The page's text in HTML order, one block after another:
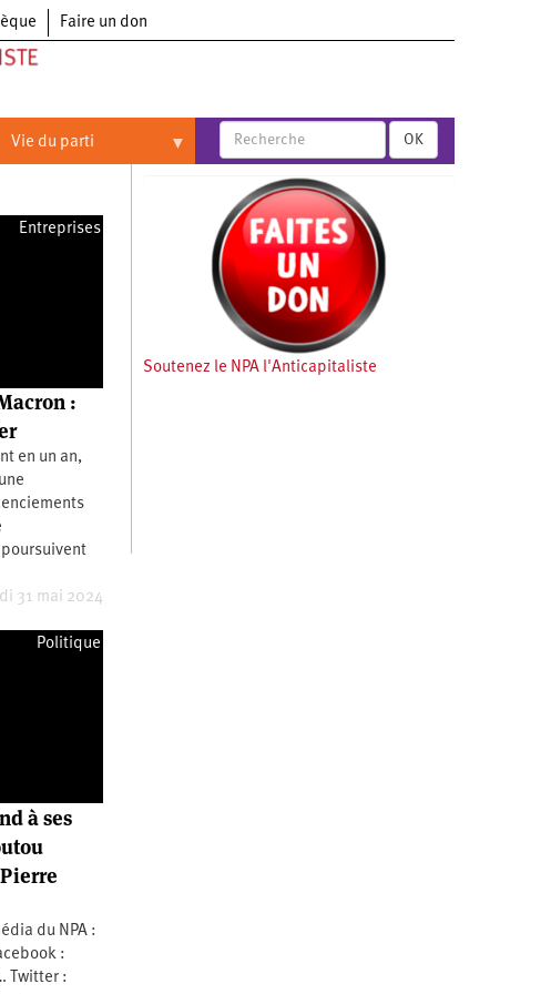
Faire un don
Vie du parti OK
Entreprises
:
en un an,
31 mai 2024
Politique
à ses
du NPA :
:
Twitter :
Soutenez le NPA l'Anticapitaliste